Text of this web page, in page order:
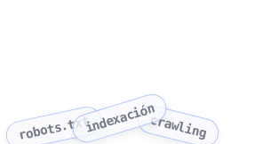
robots.txtindexacióncrawling